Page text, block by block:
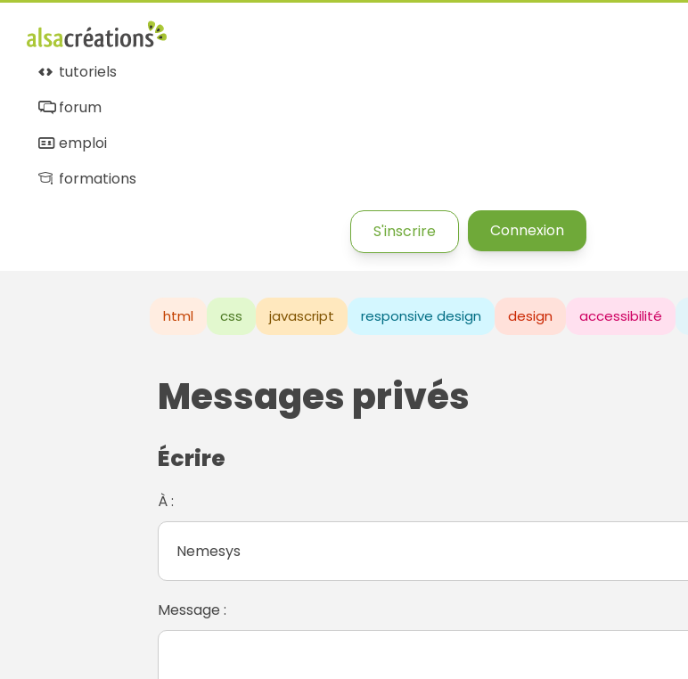
tutoriels
forum
emploi
formations
S'inscrire Connexion
html css javascript responsive design design accessibilité
Messages privés
Écrire
À :
Message :